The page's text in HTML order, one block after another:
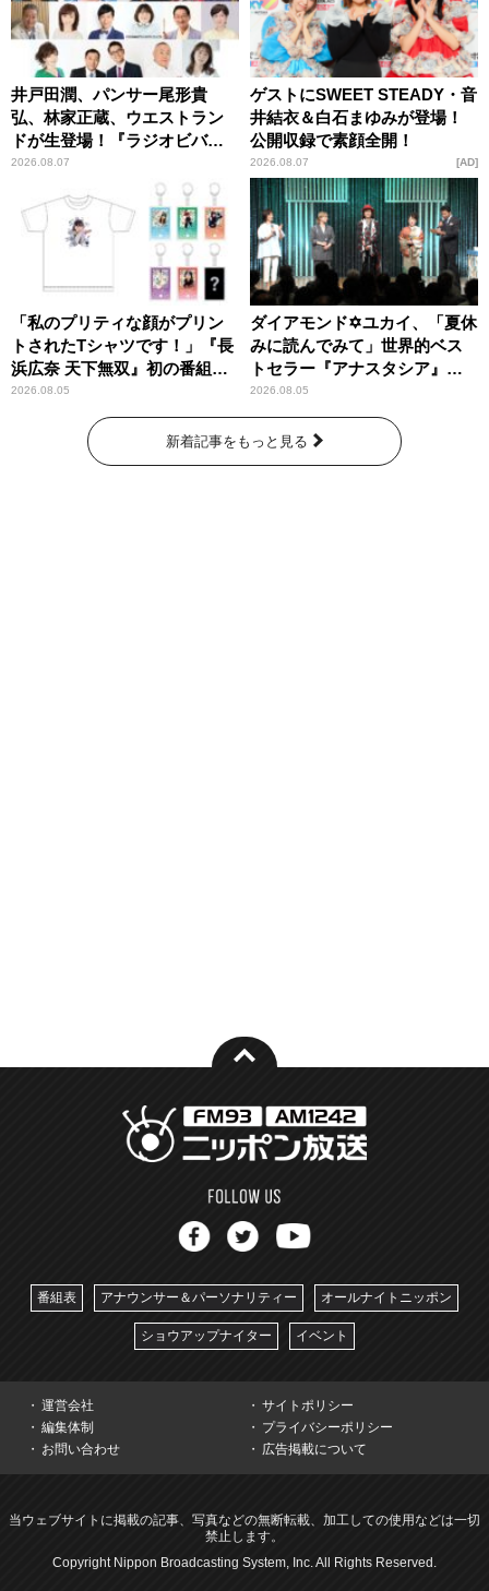
井戸田潤、パンサー尾形貴
弘、林家正蔵、ウエストラン
ドが生登場！『ラジオビバリ
ー昼ズ』
2026.08.07
ゲストにSWEET STEADY・音
井結衣＆白石まゆみが登場！
公開収録で素顔全開！
2026.08.07 AD
「私のプリティな顔がプリン
トされたTシャツです！」『長
浜広奈 天下無双』初の番組グ
ッズ発売
2026.08.05
ダイアモンド✡ユカイ、「夏休
みに読んでみて」世界的ベス
トセラー『アナスタシア』を
紹介
2026.08.05
新着記事をもっと見る
番組表 アナウンサー＆パーソナリティー オールナイトニッポン
ショウアップナイター イベント
運営会社
サイトポリシー
編集体制
プライバシーポリシー
お問い合わせ
広告掲載について
当ウェブサイトに掲載の記事、写真などの無断転載、加工しての使用などは一切
禁止します。
Copyright Nippon Broadcasting System, Inc. All Rights Reserved.